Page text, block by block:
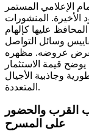
الإعلامي المستمر
المنشورات
المحافظ عليها كإلهام
وسائل التواصل
يعرض عروضه. مظهره
قيمة الاستثمار
وجاذبية الأجيال
المتعددة.
القرب والحضور
على المسرح